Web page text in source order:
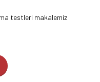
testleri makalemiz